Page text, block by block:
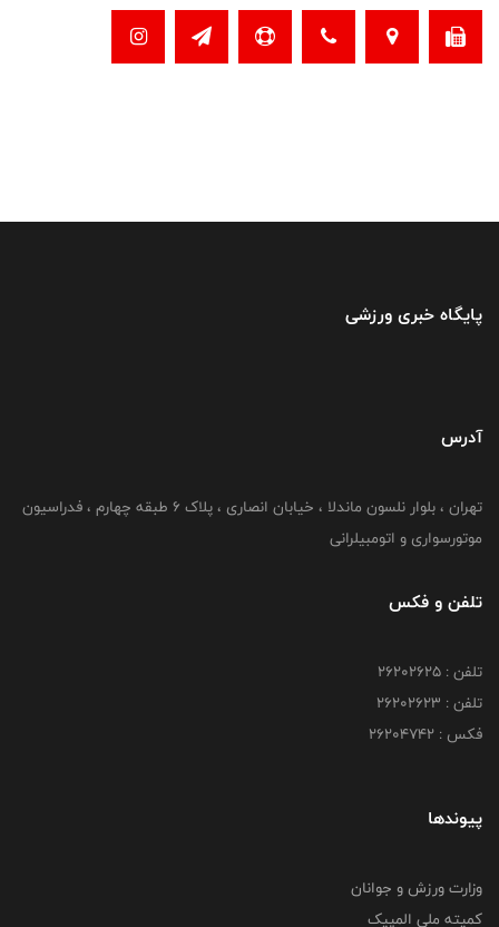
پایگاه خبری ورزشی
آدرس
تهران ، بلوار نلسون ماندلا ، خیابان انصاری ، پلاک ۶ طبقه چهارم ، فدراسیون
موتورسواری و اتومبیلرانی
تلفن و فکس
تلفن : ۲۶۲۰۲۶۲۵
تلفن : ۲۶۲۰۲۶۲۳
فکس : ۲۶۲۰۴۷۴۲
پیوندها
وزارت ورزش و جوانان
کمیته ملی المپیک